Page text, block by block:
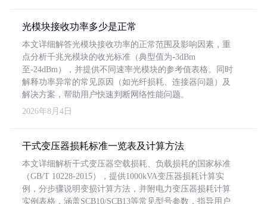
光模块接收功率多少是正常
本文详细解答光模块接收功率的正常范围及影响因素，重
点分析千兆光模块的收光标准（典型值为-3dBm
至-24dBm），并提供不同速率光模块的参考值表格。同时
解释功率异常的常见原因（如光纤损耗、连接器问题）及
解决方案，帮助用户快速判断网络性能问题。
2026年8月4日
干式变压器损耗标准一览表及计算方法
本文详细解析干式变压器空载损耗、负载损耗的国家标准
（GB/T 10228-2015），提供1000kVA变压器损耗计算实
例，分步骤说明变损计算方法，并附电力变压器损耗计算
实例表格，涵盖SCB10/SCB13等常见型号参数，指导用户